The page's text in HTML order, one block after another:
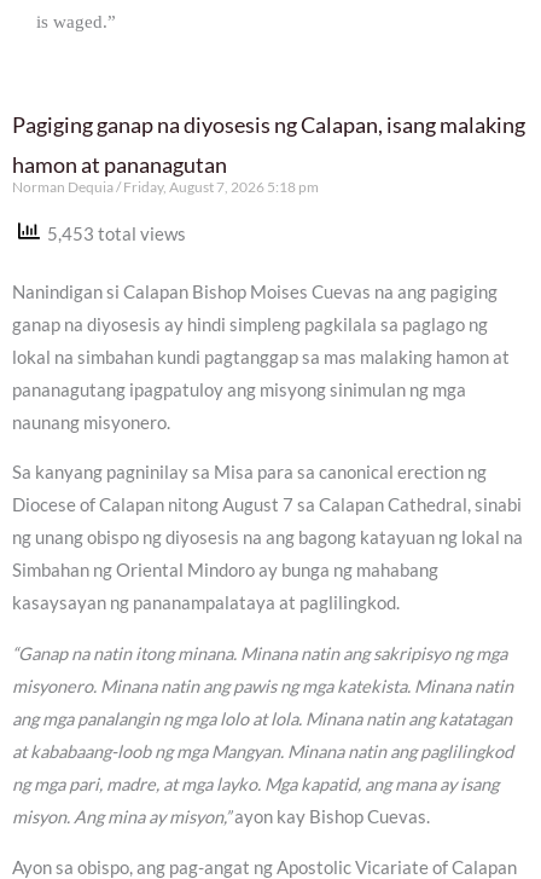
is waged.”
Pagiging ganap na diyosesis ng Calapan, isang malaking
hamon at pananagutan
Norman Dequia Friday, August 7, 2026 5:18 pm
5,453 total views
Nanindigan si Calapan Bishop Moises Cuevas na ang pagiging
ganap na diyosesis ay hindi simpleng pagkilala sa paglago ng
lokal na simbahan kundi pagtanggap sa mas malaking hamon at
pananagutang ipagpatuloy ang misyong sinimulan ng mga
naunang misyonero.
Sa kanyang pagninilay sa Misa para sa canonical erection ng
Diocese of Calapan nitong August 7 sa Calapan Cathedral, sinabi
ng unang obispo ng diyosesis na ang bagong katayuan ng lokal na
Simbahan ng Oriental Mindoro ay bunga ng mahabang
kasaysayan ng pananampalataya at paglilingkod.
“Ganap na natin itong minana. Minana natin ang sakripisyo ng mga
misyonero. Minana natin ang pawis ng mga katekista. Minana natin
ang mga panalangin ng mga lolo at lola. Minana natin ang katatagan
at kababaang-loob ng mga Mangyan. Minana natin ang paglilingkod
ng mga pari, madre, at mga layko. Mga kapatid, ang mana ay isang
misyon. Ang mina ay misyon,”ayon kay Bishop Cuevas.
Ayon sa obispo, ang pag-angat ng Apostolic Vicariate of Calapan